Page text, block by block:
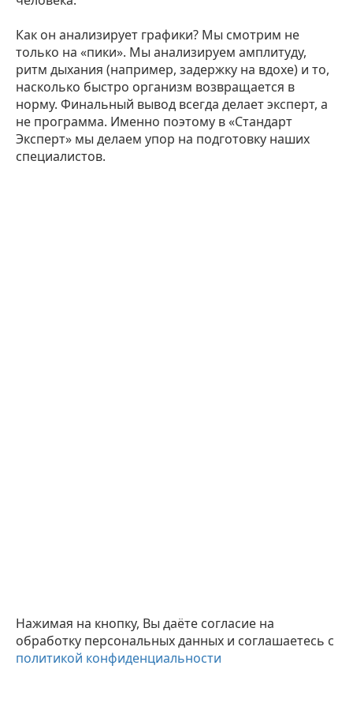
Как он анализирует графики? Мы смотрим не
только на «пики». Мы анализируем амплитуду,
ритм дыхания (например, задержку на вдохе) и то,
насколько быстро организм возвращается в
норму. Финальный вывод всегда делает эксперт, а
не программа. Именно поэтому в «Стандарт
Эксперт» мы делаем упор на подготовку наших
специалистов.
Нажимая на кнопку, Вы даёте согласие на
обработку персональных данных и соглашаетесь с
политикой конфиденциальности